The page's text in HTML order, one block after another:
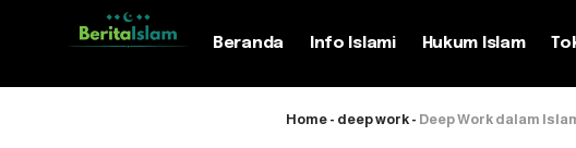
Beranda Info Islami Hukum Islam
Home - deep work - Deep Work dalam